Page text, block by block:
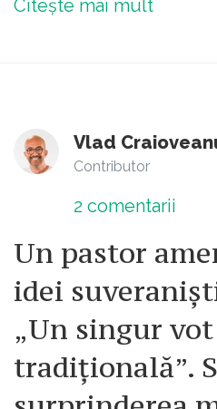
Citește mai mult
Vlad
Contributor
2 comentarii
Un pastor
idei
„Un singur
tradițională”.